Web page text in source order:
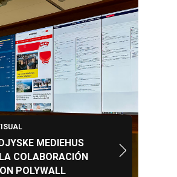
MEDIEHUS
COLABORACIÓN
POLYWALL